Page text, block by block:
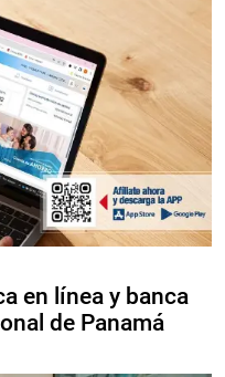
en línea y banca
de Panamá